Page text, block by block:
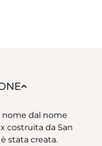
nome dal nome
costruita da San
stata creata.